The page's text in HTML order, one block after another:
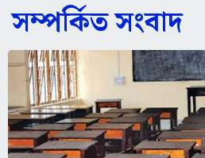
সম্পর্কিত সংবাদ